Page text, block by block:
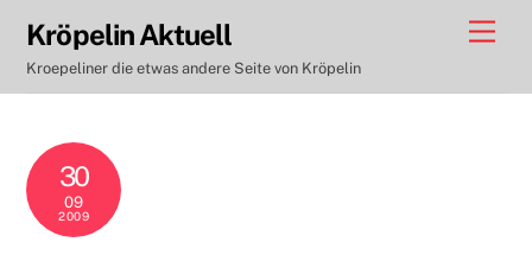
content
Kröpelin Aktuell
Kroepeliner die etwas andere Seite von Kröpelin
30
09
2009